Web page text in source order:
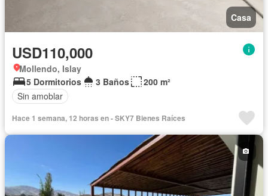
Casa
USD110,000
Mollendo, Islay
5 Dormitorios
3 Baños
200 m²
Sin amoblar
Hace 1 semana, 12 horas en - SKY7 Bienes Raíces